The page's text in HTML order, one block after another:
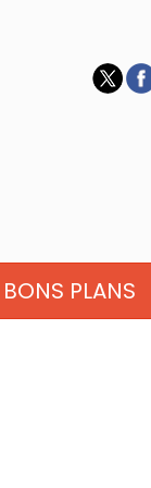
BONS PLANS